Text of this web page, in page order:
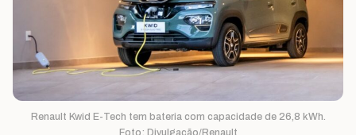
Renault Kwid E-Tech tem bateria com capacidade de 26,8 kWh.
Foto: Divulgação/Renault